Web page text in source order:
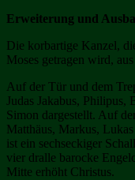
Erweiterung und
Die korbartige Kanzel,
Moses getragen wird,
Auf der Tür und dem
Judas Jakabus, Philipus,
Simon dargestellt. Auf
Matthäus, Markus,
ist ein sechseckiger
vier dralle barocke
Mitte erhöht Christus.